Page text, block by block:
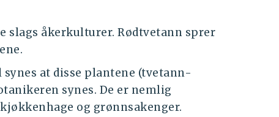
slags åkerkulturer. Rødtvetann sprer
synes at disse plantene (tvetann-
synes. De er nemlig
og grønnsakenger.